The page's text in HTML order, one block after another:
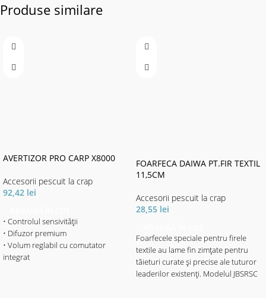
Produse similare
AVERTIZOR PRO CARP X8000
Accesorii pescuit la crap
92,42 lei
• Controlul sensivității
• Difuzor premium
• Volum reglabil cu comutator
integrat
FOARFECA DAIWA PT.FIR TEXTIL
11,5CM
Accesorii pescuit la crap
28,55 lei
Foarfecele speciale pentru firele
textile au lame fin zimțate pentru
tăieturi curate și precise ale tuturor
leaderilor existenți. Modelul JBSRSC